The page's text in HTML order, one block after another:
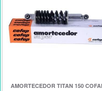
AMORTECEDOR TITAN 150 COFAP